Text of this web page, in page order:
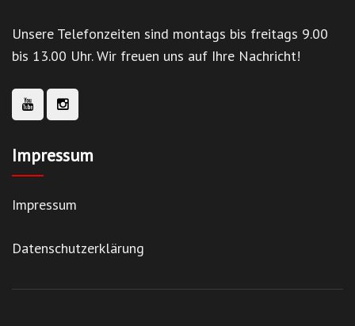
Unsere Telefonzeiten sind montags bis freitags 9.00
bis 13.00 Uhr. Wir freuen uns auf Ihre Nachricht!
Impressum
Impressum
Datenschutzerklärung